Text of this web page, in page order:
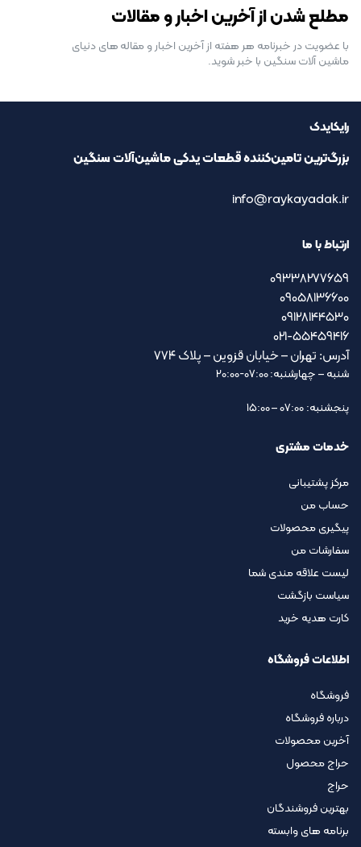
مطلع شدن از آخرین اخبار و مقالات
با عضویت در خبرنامه هر هفته از آخرین اخبار و مقاله های دنیای
ماشین آلات سنگین با خبر شوید.
رایکایدک
بزرگ‌ترین تامین‌کننده قطعات یدکی ماشین‌آلات سنگین
info@raykayadak.ir
ارتباط با ما
09338277659
09058136600
09128144530
021-55459416
آدرس: تهران – خیابان قزوین – پلاک ۷۷۴
شنبه – چهارشنبه: 07:00-20:00
پنجشنبه: 07:00 – 15:00
خدمات مشتری
مرکز پشتیبانی
حساب من
پیگیری محصولات
سفارشات من
لیست علاقه مندی شما
سیاست بازگشت
کارت هدیه خرید
اطلاعات فروشگاه
فروشگاه
درباره فروشگاه
آخرین محصولات
حراج محصول
حراج
بهترین فروشندگان
برنامه های وابسته